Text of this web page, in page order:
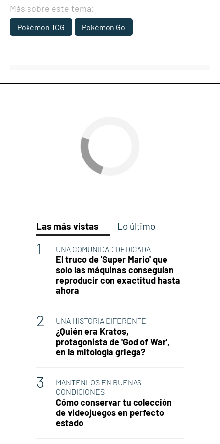
Más sobre este tema:
Pokémon TCG Pokémon Go
Las más vistas Lo último
UNA COMUNIDAD DEDICADA
El truco de 'Super Mario' que
solo las máquinas conseguían
reproducir con exactitud hasta
ahora
UNA HISTORIA DIFERENTE
¿Quién era Kratos,
protagonista de 'God of War',
en la mitología griega?
MANTENLOS EN BUENAS
CONDICIONES
Cómo conservar tu colección
de videojuegos en perfecto
estado